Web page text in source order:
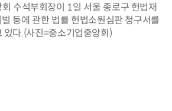
수석부회장이 1일 서울 종로구 헌법재
등에 관한 법률 헌법소원심판 청구서를
있다.(사진=중소기업중앙회)